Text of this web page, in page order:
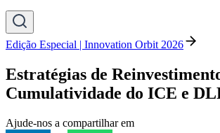
Edição Especial | Innovation Orbit 2026
Estratégias de
Cumulatividade do ICE e
Ajude-nos a compartilhar em